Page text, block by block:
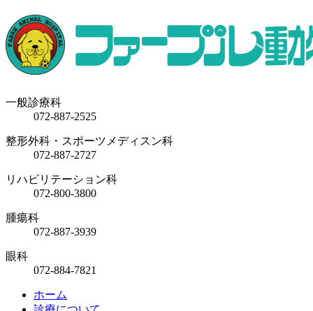
一般診療科
072-887-2525
整形外科・スポーツメディスン科
072-887-2727
リハビリテーション科
072-800-3800
腫瘍科
072-887-3939
眼科
072-884-7821
ホーム